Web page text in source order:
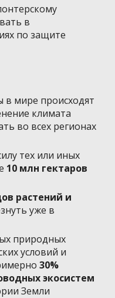
в
по защите
в мире происходят
климата
во всех регионах
тех или иных
10 млн гектаров
растений и
уже в
природных
условий и
30%
экосистем
Земли